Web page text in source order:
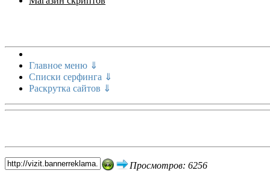
Главное меню ⇓
Списки серфинга ⇓
Раскрутка сайтов ⇓
Просмотров: 6256